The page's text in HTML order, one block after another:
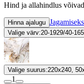
Hind ja allahindlus
Hinna ajalugu Jagamiseks
Valige värv:20-1929/40-
Valige suurus:220x240,
1